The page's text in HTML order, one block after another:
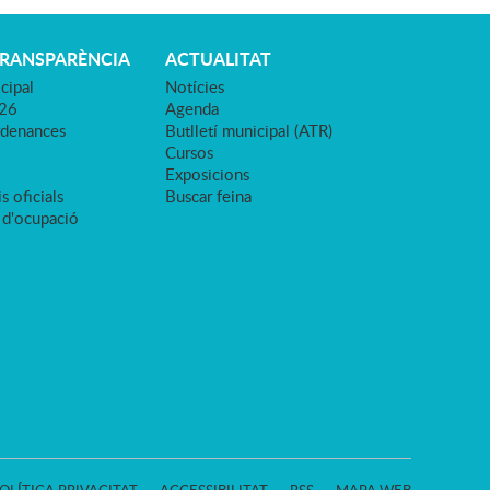
oficials
ACTUALITAT
Notícies
Agenda
Butlletí municipal (ATR)
Cursos
Exposicions
Buscar feina